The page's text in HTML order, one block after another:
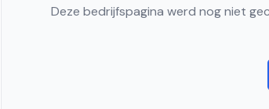
Deze bedrijfspagina werd nog niet